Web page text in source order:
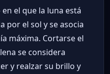
el que la luna está
por el sol y se asocia
máxima. Cortarse el
se considera
y realzar su brillo y